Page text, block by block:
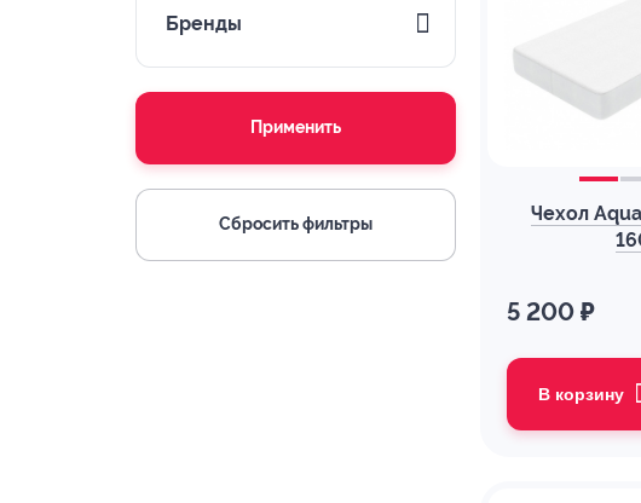
Бренды
Применить
Сбросить фильтры
Чехол
5 200 ₽
В корзину